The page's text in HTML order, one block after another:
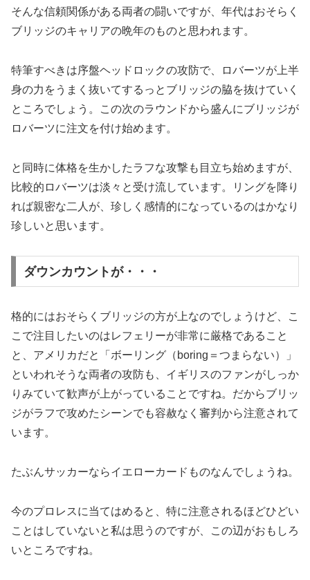
そんな信頼関係がある両者の闘いですが、年代はおそらく
ブリッジのキャリアの晩年のものと思われます。
特筆すべきは序盤ヘッドロックの攻防で、ロバーツが上半
身の力をうまく抜いてするっとブリッジの脇を抜けていく
ところでしょう。この次のラウンドから盛んにブリッジが
ロバーツに注文を付け始めます。
と同時に体格を生かしたラフな攻撃も目立ち始めますが、
比較的ロバーツは淡々と受け流しています。リングを降り
れば親密な二人が、珍しく感情的になっているのはかなり
珍しいと思います。
ダウンカウントが・・・
格的にはおそらくブリッジの方が上なのでしょうけど、こ
こで注目したいのはレフェリーが非常に厳格であること
と、アメリカだと「ボーリング（boring＝つまらない）」
といわれそうな両者の攻防も、イギリスのファンがしっか
りみていて歓声が上がっていることですね。だからブリッ
ジがラフで攻めたシーンでも容赦なく審判から注意されて
います。
たぶんサッカーならイエローカードものなんでしょうね。
今のプロレスに当てはめると、特に注意されるほどひどい
ことはしていないと私は思うのですが、この辺がおもしろ
いところですね。